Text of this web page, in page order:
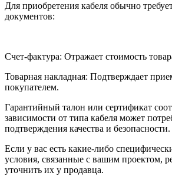
Для приобретения кабеля обычно
документов:
Счет-фактура: Отражает стоимость
Товарная накладная: Подтверждает
покупателем.
Гарантийный талон или сертификат
зависимости от типа кабеля может
подтверждения качества и безопасности.
Если у вас есть какие-либо
условия, связанные с вашим проектом,
уточнить их у продавца.